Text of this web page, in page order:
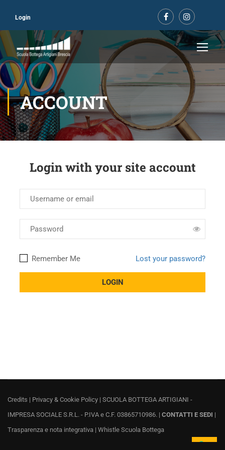
Login
ACCOUNT
Login with your site account
Lost your password?
Remember Me
Credits | Privacy & Cookie Policy | SCUOLA BOTTEGA ARTIGIANI -
IMPRESA SOCIALE S.R.L. - P.IVA e C.F. 03865710986. | CONTATTI E SEDI |
Trasparenza e nota integrativa | Whistle Scuola Bottega